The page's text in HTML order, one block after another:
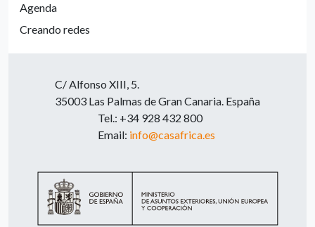
Agenda
Creando redes
C/ Alfonso XIII, 5.
35003 Las Palmas de Gran Canaria. España
Tel.: +34 928 432 800
Email: info@casafrica.es